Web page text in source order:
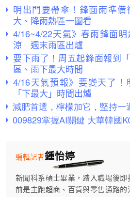
明出門要帶傘！鋒面雨準
大、降雨熱區一圖看
4/16~4/22天氣》春雨鋒面
涼 週末雨區出爐
要下雨了！周五起鋒面報到
區、雨下最大時間
4/16天氣預報》要變天了
「下最大」時間出爐
鍾怡婷
編輯記者
新聞科系碩士畢業，踏入職場後即
前是主跑超商、百貨與零售通路